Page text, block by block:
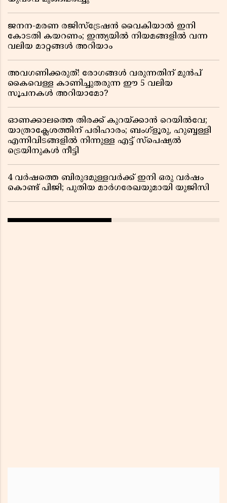
ജനന-മരണ രജിസ്ട്രേഷൻ വൈകിയാൽ ഇനി
കോടതി കയറണം; ഇന്ത്യയിൽ നിയമങ്ങളിൽ വന്ന
വലിയ മാറ്റങ്ങൾ അറിയാം
അവഗണിക്കരുത്! രോഗങ്ങൾ വരുന്നതിന് മുൻപ്
കൈവെള്ള കാണിച്ചുതരുന്ന ഈ 5 വലിയ
സൂചനകൾ അറിയാമോ?
ഓണക്കാലത്തെ തിരക്ക് കുറയ്ക്കാൻ റെയിൽവേ;
യാത്രാക്ലേശത്തിന് പരിഹാരം; ബംഗ്ളൂരു, ഹുബ്ബള്ളി
എന്നിവിടങ്ങളിൽ നിന്നുള്ള എട്ട് സ്പെഷ്യൽ
ട്രെയിനുകൾ നീട്ടി
4 വർഷത്തെ ബിരുദമുള്ളവർക്ക് ഇനി ഒരു വർഷം
കൊണ്ട് പിജി; പുതിയ മാർഗരേഖയുമായി യുജിസി